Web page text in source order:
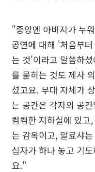
"중앙엔 아버지가 누
공연에 대해 '처음부
는 것'이라고 말씀하
를 묻히는 것도 제사
셨고요. 무대 자체가
는 공간은 각자의 공
컴컴한 지하실에 있고
는 감옥이고, 알료샤
십자가 하나 놓고 기
요."